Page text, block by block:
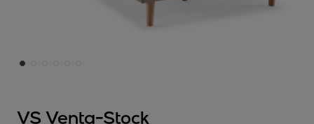
VS Venta-Stock